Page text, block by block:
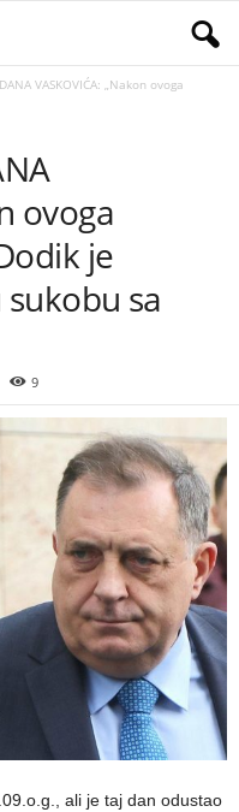
VASKOVIĆA: „Nakon ovoga
ovoga
je
sa
9
ali je taj dan odustao